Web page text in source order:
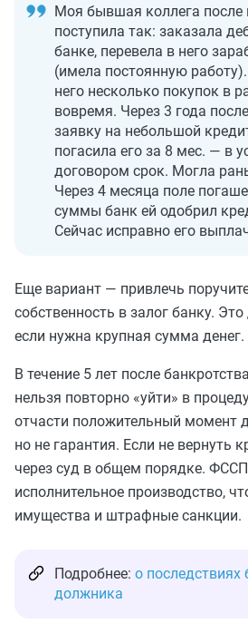
Моя бывшая коллега после
поступила так: заказала
банке, перевела в него
(имела постоянную
него несколько покупок в
вовремя. Через 3 года
заявку на небольшой
погасила его за 8 мес. — в
договором срок. Могла
Через 4 месяца поле
суммы банк ей одобрил
Сейчас исправно его
Еще вариант — привлечь
собственность в залог банку.
если нужна крупная сумма денег.
В течение 5 лет после
нельзя повторно «уйти» в
отчасти положительный момент
но не гарантия. Если не вернуть
через суд в общем порядке.
исполнительное производство,
имущества и штрафные санкции.
Подробнее: о последствиях
должника